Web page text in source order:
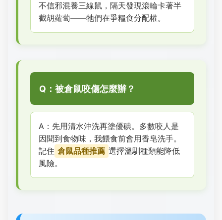
不信邪混養三線鼠，隔天發現滾輪卡著半
截胡蘿蔔——牠們在爭糧食分配權。
Q：被倉鼠咬傷怎麼辦？
A：先用清水沖洗再塗優碘。多數咬人是
因聞到食物味，我餵食前會用香皂洗手。
記住 倉鼠品種推薦 選擇溫馴種類能降低
風險。